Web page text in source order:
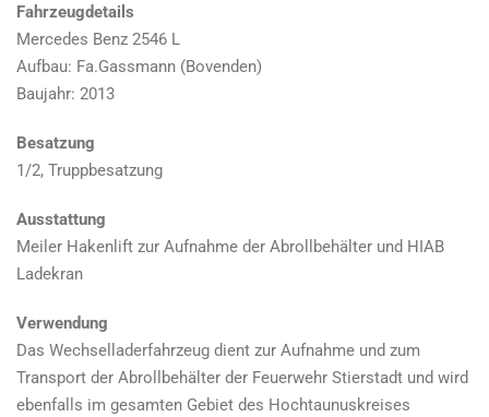
Fahrzeugdetails
Mercedes Benz 2546 L
Aufbau: Fa.Gassmann (Bovenden)
Baujahr: 2013
Besatzung
1/2, Truppbesatzung
Ausstattung
Meiler Hakenlift zur Aufnahme der Abrollbehälter und HIAB
Ladekran
Verwendung
Das Wechselladerfahrzeug dient zur Aufnahme und zum
Transport der Abrollbehälter der Feuerwehr Stierstadt und wird
ebenfalls im gesamten Gebiet des Hochtaunuskreises